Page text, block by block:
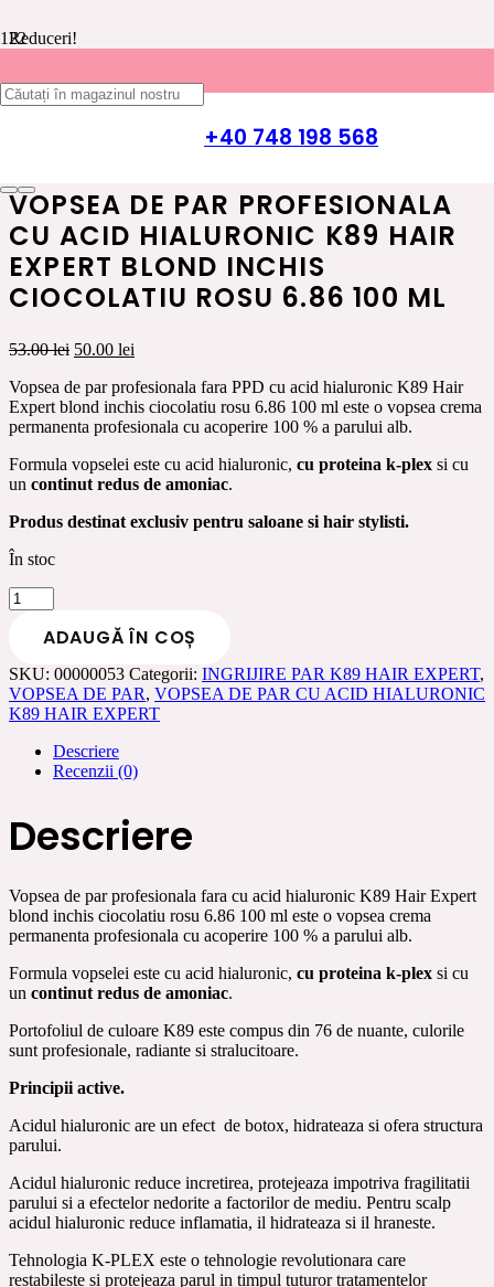
+40 748 198 568
Reduceri!
Prima pagină/INGRIJIRE PAR K89 HAIR EXPERT/VOPSEA
/ Vopsea de par profesionala cu acid hialuronic
VOPSEA DE PAR PROFESIONALA
CU ACID HIALURONIC K89 HAIR
EXPERT BLOND INCHIS
CIOCOLATIU ROSU 6.86 100 ML
53.00lei Prețul
a
fost:
53.00 lei.
50.00 lei
este:
50.00 lei.
Vopsea de par profesionala fara PPD cu acid hialuronic K89 Hair
Expert blond inchis ciocolatiu rosu 6.86 100 ml este o vopsea crema
permanenta profesionala cu acoperire 100 % a parului alb.
Formula vopselei este cu acid hialuronic, cu proteina k-plex si cu
un continut redus de amoniac.
Produs destinat exclusiv pentru saloane si hair stylisti.
În stoc
Cantitate
Vopsea
profesionala
cu
acid
K89
Hair
inchis
ciocolatiu
6.86
100
ml
ADAUGĂ ÎN COȘ
SKU: 00000053 Categorii: INGRIJIRE PAR K89 HAIR EXPERT,
VOPSEA DE PAR, VOPSEA DE PAR CU ACID HIALURONIC
K89 HAIR EXPERT
Descriere
Recenzii (0)
Descriere
Vopsea de par profesionala fara cu acid hialuronic K89 Hair Expert
blond inchis ciocolatiu rosu 6.86 100 ml este o vopsea crema
permanenta profesionala cu acoperire 100 % a parului alb.
Formula vopselei este cu acid hialuronic, cu proteina k-plex si cu
un continut redus de amoniac.
Portofoliul de culoare K89 este compus din 76 de nuante, culorile
sunt profesionale, radiante si stralucitoare.
Principii active.
Acidul hialuronic are un efect de botox, hidrateaza si ofera structura
parului.
Acidul hialuronic reduce incretirea, protejeaza impotriva fragilitatii
parului si a efectelor nedorite a factorilor de mediu. Pentru scalp
acidul hialuronic reduce inflamatia, il hidrateaza si il hraneste.
Tehnologia K-PLEX este o tehnologie revolutionara care
restabileste si protejeaza parul in timpul tuturor tratamentelor